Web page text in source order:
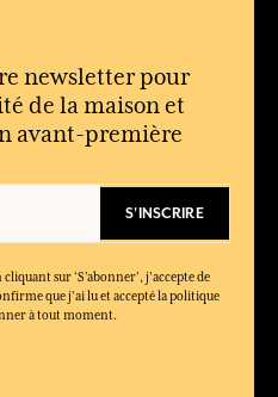
newsletter pour
de la maison et
avant-première
S'INSCRIRE
sur ‘S’abonner’, j'accepte de
que j'ai lu et accepté la politique
à tout moment.